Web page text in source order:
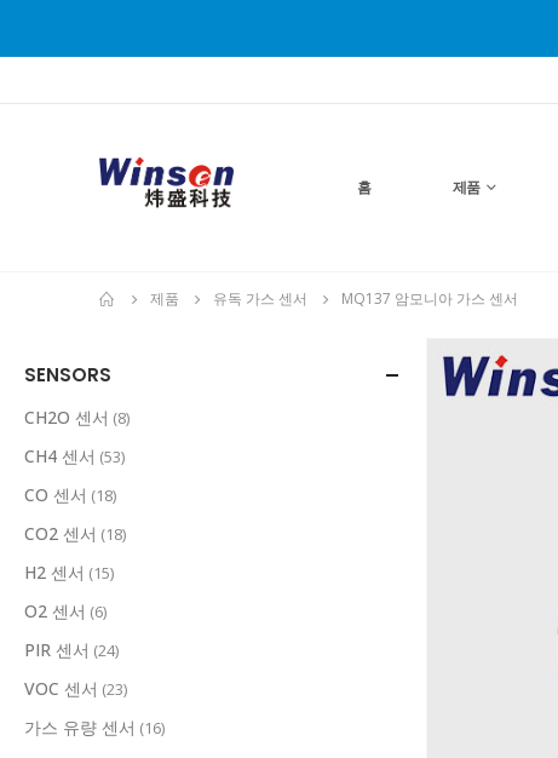
홈 제품
제품 유독 가스 센서 MQ137 암모니아 가스 센서
SENSORS
CH2O 센서 (8)
CH4 센서 (53)
CO 센서 (18)
CO2 센서 (18)
H2 센서 (15)
O2 센서 (6)
PIR 센서 (24)
VOC 센서 (23)
가스 유량 센서 (16)